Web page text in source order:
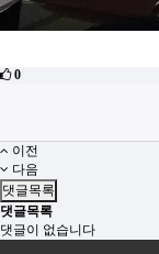
0
이전
다음
댓글목록
댓글목록
댓글이 없습니다